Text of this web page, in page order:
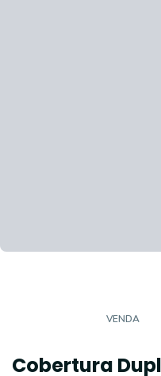
VENDA
Cobertura